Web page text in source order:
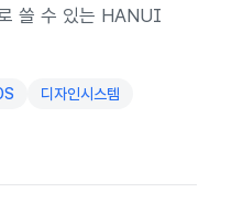
쓸 수 있는 HANUI
디자인시스템